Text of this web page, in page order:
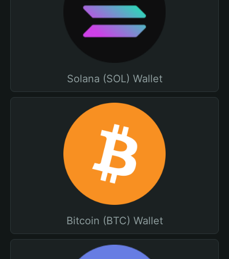
Solana (SOL) Wallet
Bitcoin (BTC) Wallet